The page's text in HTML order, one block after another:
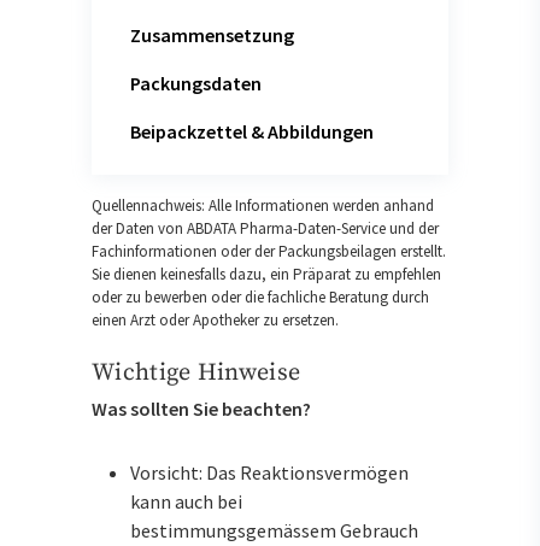
Zusammensetzung
Packungsdaten
Beipackzettel & Abbildungen
Quellennachweis: Alle Informationen werden anhand
der Daten von ABDATA Pharma-Daten-Service und der
Fachinformationen oder der Packungsbeilagen erstellt.
Sie dienen keinesfalls dazu, ein Präparat zu empfehlen
oder zu bewerben oder die fachliche Beratung durch
einen Arzt oder Apotheker zu ersetzen.
Wichtige Hinweise
Was sollten Sie beachten?
Vorsicht: Das Reaktionsvermögen
kann auch bei
bestimmungsgemässem Gebrauch